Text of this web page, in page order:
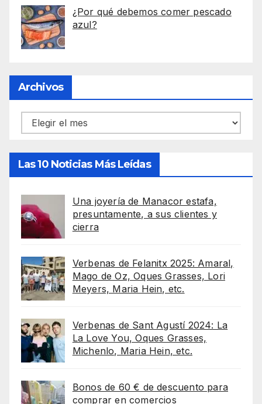
¿Por qué debemos comer pescado
azul?
Archivos
Archivos
Las 10 Noticias Más Leídas
Una joyería de Manacor estafa,
presuntamente, a sus clientes y
cierra
Verbenas de Felanitx 2025: Amaral,
Mago de Oz, Oques Grasses, Lori
Meyers, Maria Hein, etc.
Verbenas de Sant Agustí 2024: La
La Love You, Oques Grasses,
Michenlo, Maria Hein, etc.
Bonos de 60 € de descuento para
comprar en comercios